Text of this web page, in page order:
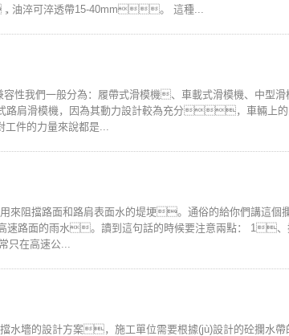
淬可淬透帶15-40mm。 這種...
性我們一般分為：履帶式滑模機、車載式滑模機、中型滑
肩滑模機，因為其動力設計較為充分，車輛上的
工件的力量來說都是...
來阻擋路面和路肩表面水的堤埂。通俗的給你們講這個
速路面的雨水。讀到這句話的時候要注意兩點： 1、
只在高速公...
水墻的設計方案，施工單位需要根據(jù)設計的砼攔水帶